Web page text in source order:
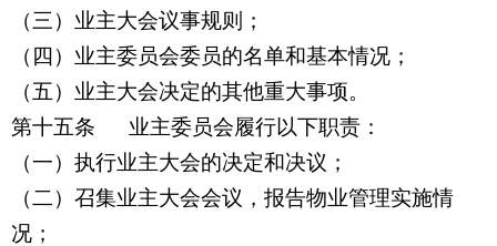
（三）业主大会议事规则；
（四）业主委员会委员的名单和基本情况；
（五）业主大会决定的其他重大事项。
第十五条
业主委员会履行以下职责：
（一）执行业主大会的决定和决议；
（二）召集业主大会会议，报告物业管理实施情
况；